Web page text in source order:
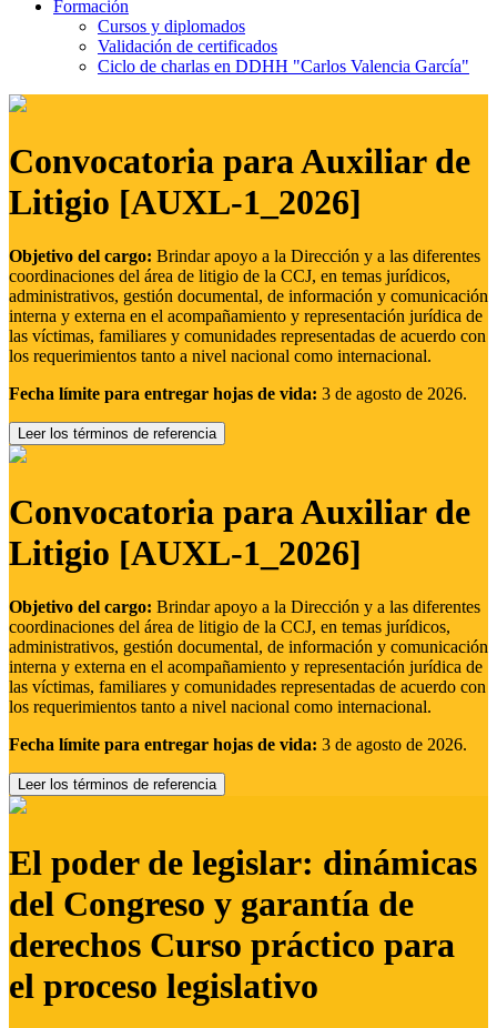
Formación
Cursos y diplomados
Validación de certificados
Ciclo de charlas en DDHH "Carlos Valencia García"
Convocatoria para Auxiliar de
Litigio [AUXL-1_2026]
Objetivo del cargo: Brindar apoyo a la Dirección y a las diferentes
coordinaciones del área de litigio de la CCJ, en temas jurídicos,
administrativos, gestión documental, de información y comunicación
interna y externa en el acompañamiento y representación jurídica de
las víctimas, familiares y comunidades representadas de acuerdo con
los requerimientos tanto a nivel nacional como internacional.
Fecha límite para entregar hojas de vida: 3 de agosto de 2026.
Leer los términos de referencia
Convocatoria para Auxiliar de
Litigio [AUXL-1_2026]
Objetivo del cargo: Brindar apoyo a la Dirección y a las diferentes
coordinaciones del área de litigio de la CCJ, en temas jurídicos,
administrativos, gestión documental, de información y comunicación
interna y externa en el acompañamiento y representación jurídica de
las víctimas, familiares y comunidades representadas de acuerdo con
los requerimientos tanto a nivel nacional como internacional.
Fecha límite para entregar hojas de vida: 3 de agosto de 2026.
Leer los términos de referencia
El poder de legislar: dinámicas
del Congreso y garantía de
derechos Curso práctico para
el proceso legislativo